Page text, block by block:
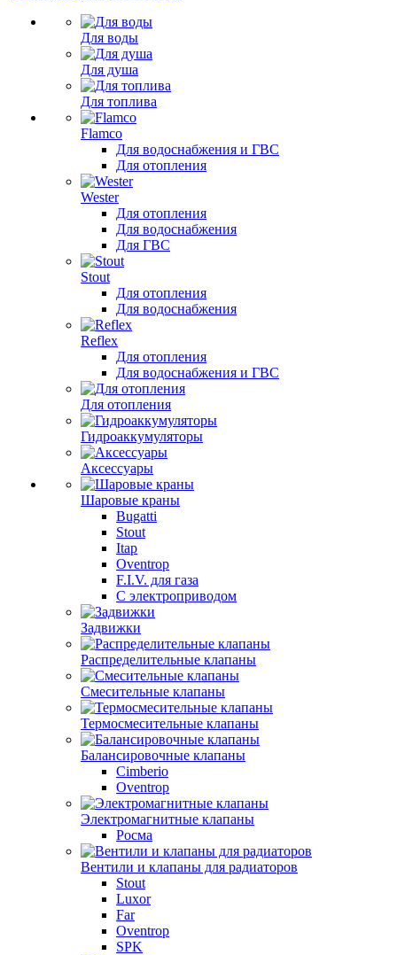
Для воды
Для душа
Для топлива
Flamco
Для водоснабжения и ГВС
Для отопления
Wester
Для отопления
Для водоснабжения
Для ГВС
Stout
Для отопления
Для водоснабжения
Reflex
Для отопления
Для водоснабжения и ГВС
Для отопления
Гидроаккумуляторы
Аксессуары
Шаровые краны
Bugatti
Stout
Itap
Oventrop
F.I.V. для газа
С электроприводом
Задвижки
Распределительные клапаны
Cмесительные клапаны
Термосмесительные клапаны
Балансировочные клапаны
Cimberio
Oventrop
Электромагнитные клапаны
Росма
Вентили и клапаны для радиаторов
Stout
Luxor
Far
Oventrop
SPK